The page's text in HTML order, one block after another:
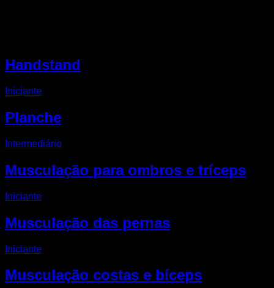
Handstand
Iniciante
Planche
Intermediário
Musculação para ombros e tríceps
Iniciante
Musculação das pernas
Iniciante
Musculação costas e bíceps